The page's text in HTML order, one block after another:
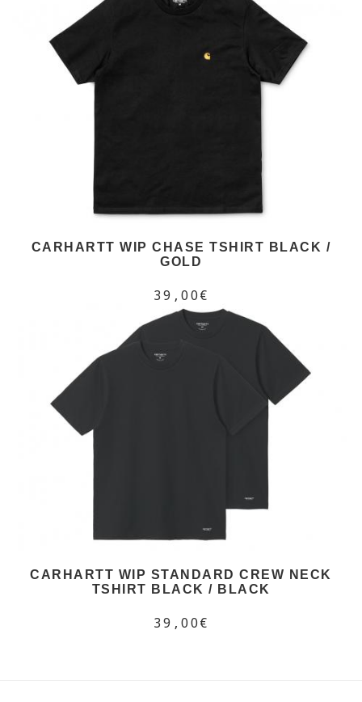
CARHARTT WIP CHASE TSHIRT BLACK /
GOLD
39,00€
CARHARTT WIP STANDARD CREW NECK
TSHIRT BLACK / BLACK
39,00€